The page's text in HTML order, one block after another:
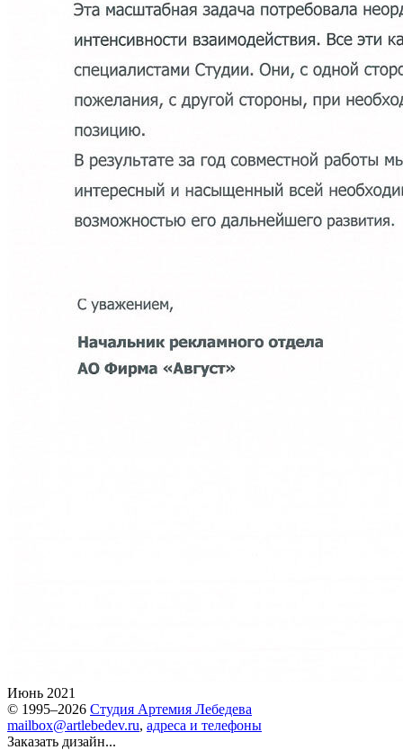
Июнь 2021
© 1995–2026 Студия Артемия Лебедева
mailbox@artlebedev.ru, адреса и телефоны
Заказать дизайн...